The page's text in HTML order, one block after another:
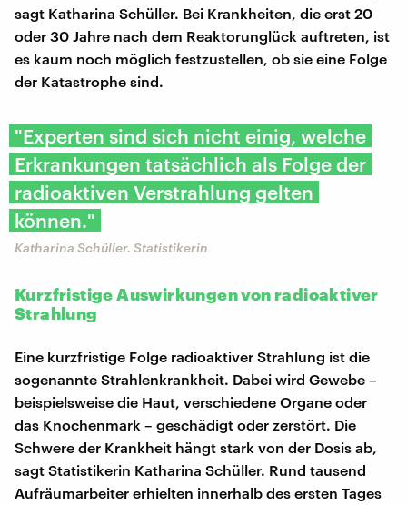
sagt Katharina Schüller. Bei Krankheiten, die erst 20
oder 30 Jahre nach dem Reaktorunglück auftreten, ist
es kaum noch möglich festzustellen, ob sie eine Folge
der Katastrophe sind.
"Experten sind sich nicht einig, welche
Erkrankungen tatsächlich als Folge der
radioaktiven Verstrahlung gelten
können."
Katharina Schüller. Statistikerin
Kurzfristige Auswirkungen von radioaktiver
Strahlung
Eine kurzfristige Folge radioaktiver Strahlung ist die
sogenannte Strahlenkrankheit. Dabei wird Gewebe –
beispielsweise die Haut, verschiedene Organe oder
das Knochenmark – geschädigt oder zerstört. Die
Schwere der Krankheit hängt stark von der Dosis ab,
sagt Statistikerin Katharina Schüller. Rund tausend
Aufräumarbeiter erhielten innerhalb des ersten Tages